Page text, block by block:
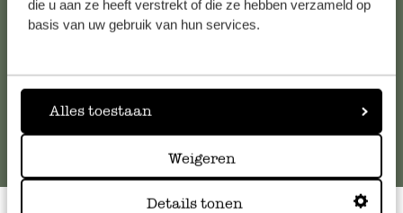
die u aan ze heeft verstrekt of die ze hebben verzameld op
basis van uw gebruik van hun services.
Alles toestaan
Weigeren
Details tonen
Online-Kundenservice